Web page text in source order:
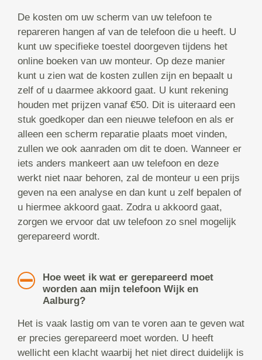
De kosten om uw scherm van uw telefoon te
repareren hangen af van de telefoon die u heeft. U
kunt uw specifieke toestel doorgeven tijdens het
online boeken van uw monteur. Op deze manier
kunt u zien wat de kosten zullen zijn en bepaalt u
zelf of u daarmee akkoord gaat. U kunt rekening
houden met prijzen vanaf €50. Dit is uiteraard een
stuk goedkoper dan een nieuwe telefoon en als er
alleen een scherm reparatie plaats moet vinden,
zullen we ook aanraden om dit te doen. Wanneer er
iets anders mankeert aan uw telefoon en deze
werkt niet naar behoren, zal de monteur u een prijs
geven na een analyse en dan kunt u zelf bepalen of
u hiermee akkoord gaat. Zodra u akkoord gaat,
zorgen we ervoor dat uw telefoon zo snel mogelijk
gerepareerd wordt.
Hoe weet ik wat er gerepareerd moet
worden aan mijn telefoon Wijk en
Aalburg?
Het is vaak lastig om van te voren aan te geven wat
er precies gerepareerd moet worden. U heeft
wellicht een klacht waarbij het niet direct duidelijk is